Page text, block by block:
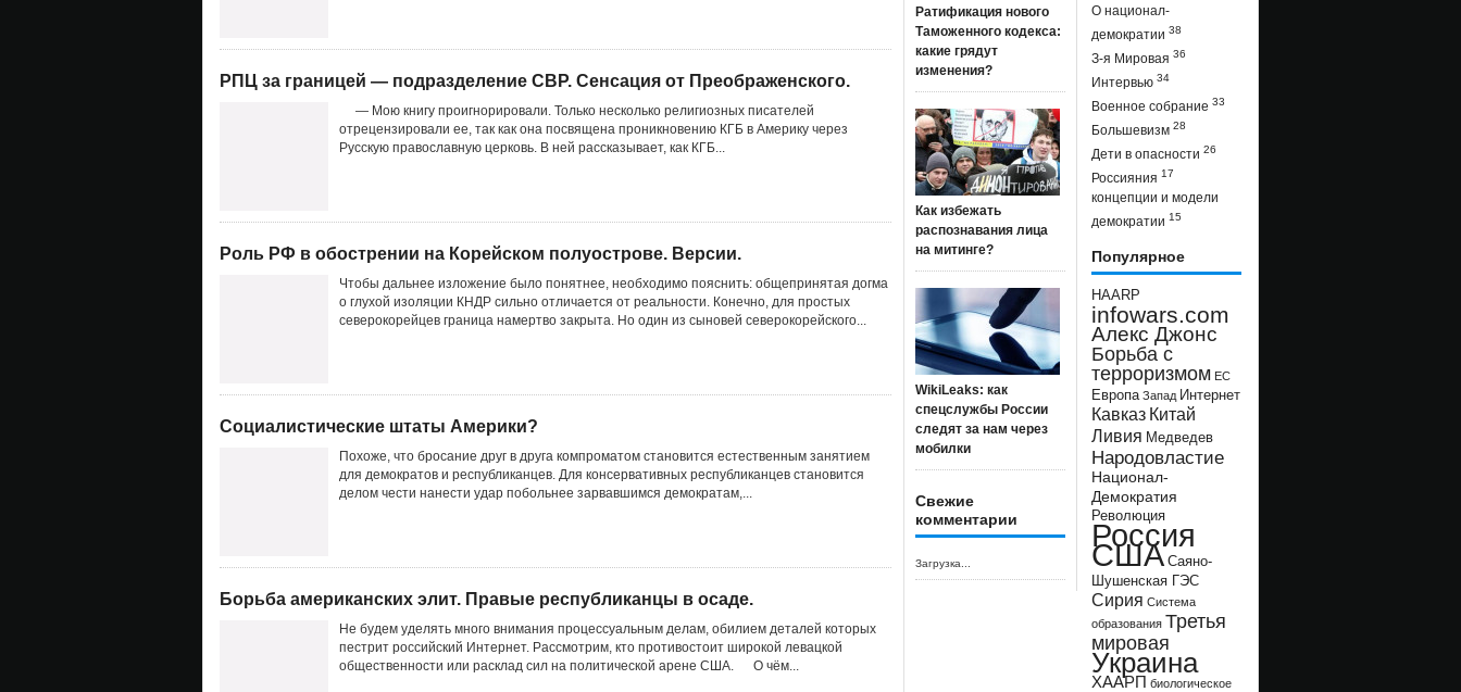
РПЦ за границей — подразделение СВР. Сенсация от Преображенского.
— Мою книгу проигнорировали. Только несколько религиозных писателей
отрецензировали ее, так как она посвящена проникновению КГБ в Америку через
Русскую православную церковь. В ней рассказывает, как КГБ...
Роль РФ в обострении на Корейском полуострове. Версии.
Чтобы дальнее изложение было понятнее, необходимо пояснить: общепринятая догма
о глухой изоляции КНДР сильно отличается от реальности. Конечно, для простых
северокорейцев граница намертво закрыта. Но один из сыновей северокорейского...
Социалистические штаты Америки?
Похоже, что бросание друг в друга компроматом становится естественным занятием
для демократов и республиканцев. Для консервативных республиканцев становится
делом чести нанести удар побольнее зарвавшимся демократам,...
Борьба американских элит. Правые республиканцы в осаде.
Не будем уделять много внимания процессуальным делам, обилием деталей которых
пестрит российский Интернет. Рассмотрим, кто противостоит широкой левацкой
общественности или расклад сил на политической арене США. О чём...
Ратификация нового
Таможенного кодекса:
какие грядут
изменения?
Как избежать
распознавания лица
на митинге?
WikiLeaks: как
спецслужбы России
следят за нам через
мобилки
Свежие
комментарии
Загрузка...
О национал-
демократии 38
З-я Мировая 36
Интервью 34
Военное собрание 33
Большевизм 28
Дети в опасности 26
Россияния 17
концепции и модели
демократии 15
Популярное
HAARP
infowars.com
Алекс Джонс
Борьба с
терроризмом ЕС
Европа Запад Интернет
Кавказ Китай
Ливия Медведев
Народовластие
Национал-
Демократия
Революция
Россия
США Саяно-
Шушенская ГЭС
Сирия Система
образования Третья
мировая
Украина
ХААРП биологическое